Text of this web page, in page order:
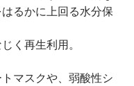
るかに上回る水分保
く再生利用。
マスクや、弱酸性シ